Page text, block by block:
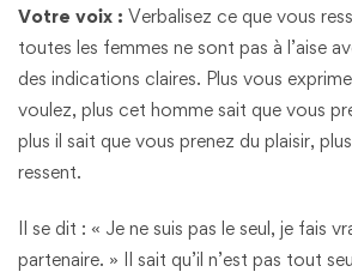
Votre voix : Verbalisez ce que vous
toutes les femmes ne sont pas à l’aise
des indications claires. Plus vous
voulez, plus cet homme sait que vous
plus il sait que vous prenez du plaisir,
ressent.
Il se dit : « Je ne suis pas le seul, je fais
partenaire. » Il sait qu’il n’est pas tout